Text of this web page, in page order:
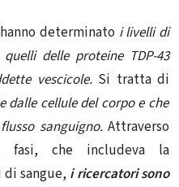
determinato i livelli di
delle proteine ​​TDP-43
vescicole.Si tratta di
dalle cellule del corpo e che
sanguigno.Attraverso
fasi, che includeva la
sangue, i ricercatori sono